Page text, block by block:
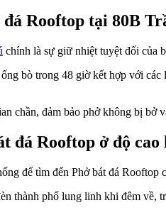
Rooftop tại 80B
chính là sự giữ nhiệt tuyệt đối của
bò trong 48 giờ kết hợp với
chần, đảm bảo phở không bị bở
đá Rooftop ở độ
để tìm đến Phở bát đá
thành phố lung linh khi đêm về,